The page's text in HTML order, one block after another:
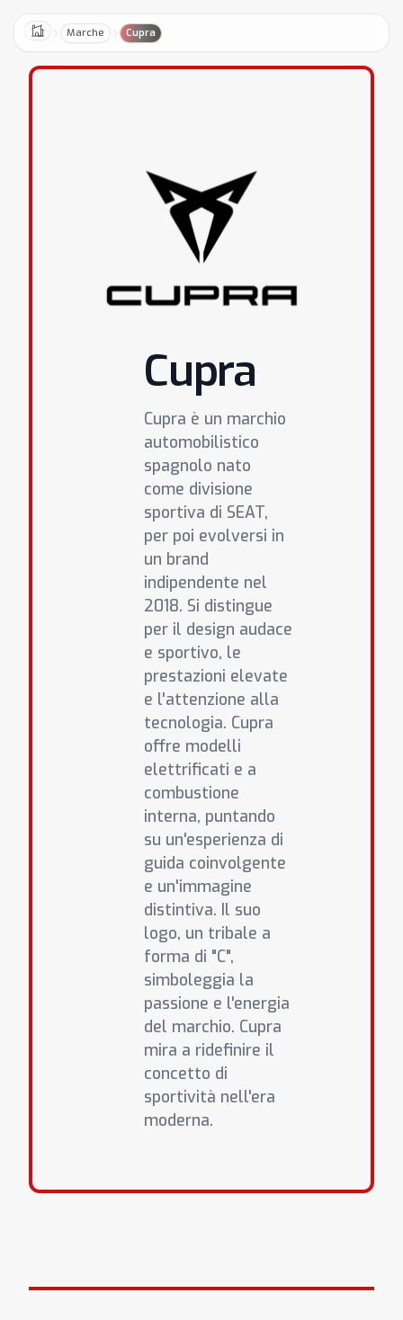
HomeMarche Cupra
Cupra
Cupra è un marchio
automobilistico
spagnolo nato
come divisione
sportiva di SEAT,
per poi evolversi in
un brand
indipendente nel
2018. Si distingue
per il design audace
e sportivo, le
prestazioni elevate
e l'attenzione alla
tecnologia. Cupra
offre modelli
elettrificati e a
combustione
interna, puntando
su un'esperienza di
guida coinvolgente
e un'immagine
distintiva. Il suo
logo, un tribale a
forma di "C",
simboleggia la
passione e l'energia
del marchio. Cupra
mira a ridefinire il
concetto di
sportività nell'era
moderna.